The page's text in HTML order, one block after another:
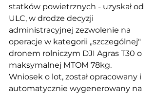
statków powietrznych - uzyskał od
ULC, w drodze decyzji
administracyjnej zezwolenie na
operacje w kategorii „szczególnej"
dronem rolniczym DJI Agras T30 o
maksymalnej MTOM 78kg.
Wniosek o lot, został opracowany i
automatycznie wygenerowany na